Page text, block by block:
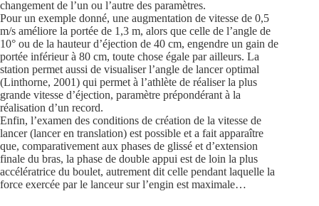
changement de l’un ou l’autre des paramètres.
Pour un exemple donné, une augmentation de vitesse de 0,5
m/s améliore la portée de 1,3 m, alors que celle de l’angle de
10° ou de la hauteur d’éjection de 40 cm, engendre un gain de
portée inférieur à 80 cm, toute chose égale par ailleurs. La
station permet aussi de visualiser l’angle de lancer optimal
(Linthorne, 2001) qui permet à l’athlète de réaliser la plus
grande vitesse d’éjection, paramètre prépondérant à la
réalisation d’un record.
Enfin, l’examen des conditions de création de la vitesse de
lancer (lancer en translation) est possible et a fait apparaître
que, comparativement aux phases de glissé et d’extension
finale du bras, la phase de double appui est de loin la plus
accélératrice du boulet, autrement dit celle pendant laquelle la
force exercée par le lanceur sur l’engin est maximale…